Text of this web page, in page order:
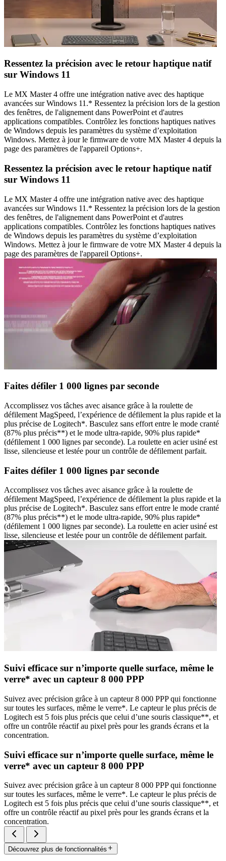
Ressentez la précision avec le retour haptique natif
sur Windows 11
Le MX Master 4 offre une intégration native avec des haptique
avancées sur Windows 11.* Ressentez la précision lors de la gestion
des fenêtres, de l'alignement dans PowerPoint et d'autres
applications compatibles. Contrôlez les fonctions haptiques natives
de Windows depuis les paramètres du système d’exploitation
Windows. Mettez à jour le firmware de votre MX Master 4 depuis la
page des paramètres de l'appareil Options+.
Ressentez la précision avec le retour haptique natif
sur Windows 11
Le MX Master 4 offre une intégration native avec des haptique
avancées sur Windows 11.* Ressentez la précision lors de la gestion
des fenêtres, de l'alignement dans PowerPoint et d'autres
applications compatibles. Contrôlez les fonctions haptiques natives
de Windows depuis les paramètres du système d’exploitation
Windows. Mettez à jour le firmware de votre MX Master 4 depuis la
page des paramètres de l'appareil Options+.
Faites défiler 1 000 lignes par seconde
Accomplissez vos tâches avec aisance grâce à la roulette de
défilement MagSpeed, l’expérience de défilement la plus rapide et la
plus précise de Logitech*. Basculez sans effort entre le mode cranté
(87% plus précis**) et le mode ultra-rapide, 90% plus rapide*
(défilement 1 000 lignes par seconde). La roulette en acier usiné est
lisse, silencieuse et lestée pour un contrôle de défilement parfait.
Faites défiler 1 000 lignes par seconde
Accomplissez vos tâches avec aisance grâce à la roulette de
défilement MagSpeed, l’expérience de défilement la plus rapide et la
plus précise de Logitech*. Basculez sans effort entre le mode cranté
(87% plus précis**) et le mode ultra-rapide, 90% plus rapide*
(défilement 1 000 lignes par seconde). La roulette en acier usiné est
lisse, silencieuse et lestée pour un contrôle de défilement parfait.
Suivi efficace sur n’importe quelle surface, même le
verre* avec un capteur 8 000 PPP
Suivez avec précision grâce à un capteur 8 000 PPP qui fonctionne
sur toutes les surfaces, même le verre*. Le capteur le plus précis de
Logitech est 5 fois plus précis que celui d’une souris classique**, et
offre un contrôle réactif au pixel près pour les grands écrans et la
concentration.
Suivi efficace sur n’importe quelle surface, même le
verre* avec un capteur 8 000 PPP
Suivez avec précision grâce à un capteur 8 000 PPP qui fonctionne
sur toutes les surfaces, même le verre*. Le capteur le plus précis de
Logitech est 5 fois plus précis que celui d’une souris classique**, et
offre un contrôle réactif au pixel près pour les grands écrans et la
concentration.
Découvrez plus de fonctionnalités